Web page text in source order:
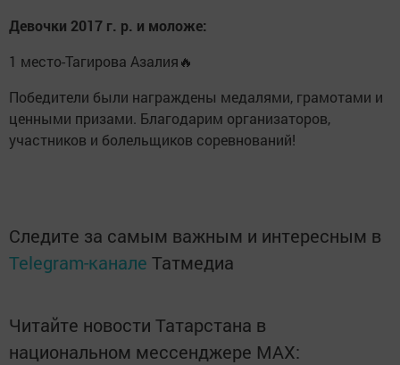
Девочки 2017 г. р. и моложе:
1 место-Тагирова Азалия🔥
Победители были награждены медалями, грамотами и
ценными призами. Благодарим организаторов,
участников и болельщиков соревнований!
Следите за самым важным и интересным в
Telegram-канале Татмедиа
Читайте новости Татарстана в
национальном мессенджере MАХ: